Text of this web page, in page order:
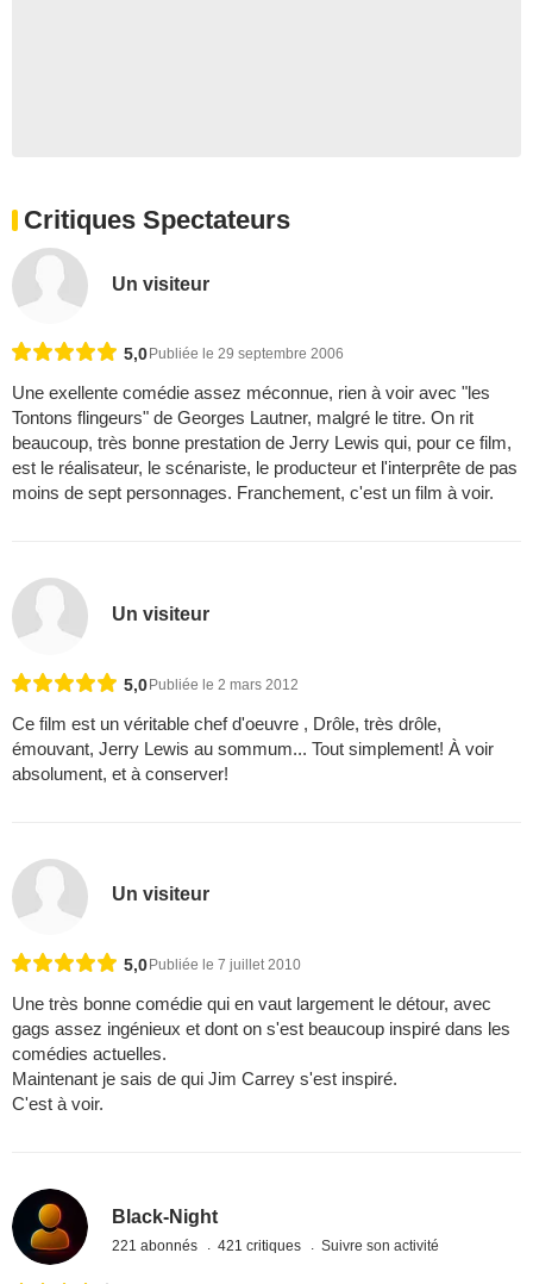
Critiques Spectateurs
Un visiteur
5,0 Publiée le 29 septembre 2006
Une exellente comédie assez méconnue, rien à voir avec "les
Tontons flingeurs" de Georges Lautner, malgré le titre. On rit
beaucoup, très bonne prestation de Jerry Lewis qui, pour ce film,
est le réalisateur, le scénariste, le producteur et l'interprête de pas
moins de sept personnages. Franchement, c'est un film à voir.
Un visiteur
5,0Publiée le 2 mars 2012
Ce film est un véritable chef d'oeuvre , Drôle, très drôle,
émouvant, Jerry Lewis au sommum... Tout simplement! À voir
absolument, et à conserver!
Un visiteur
5,0Publiée le 7 juillet 2010
Une très bonne comédie qui en vaut largement le détour, avec
gags assez ingénieux et dont on s'est beaucoup inspiré dans les
comédies actuelles.
Maintenant je sais de qui Jim Carrey s'est inspiré.
C'est à voir.
Black-Night
221 abonnés 421 critiques Suivre son activité